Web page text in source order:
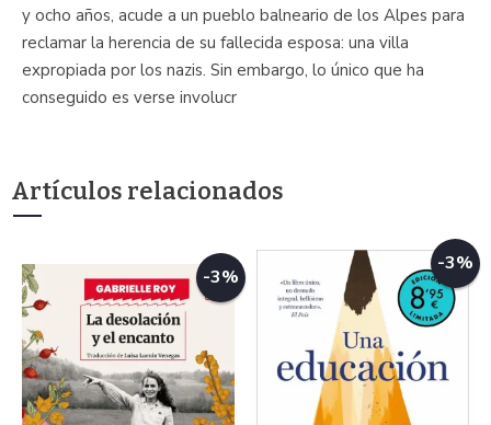
y ocho años, acude a un pueblo balneario de los Alpes para
reclamar la herencia de su fallecida esposa: una villa
expropiada por los nazis. Sin embargo, lo único que ha
conseguido es verse involucr
Artículos relacionados
-3%
-3%